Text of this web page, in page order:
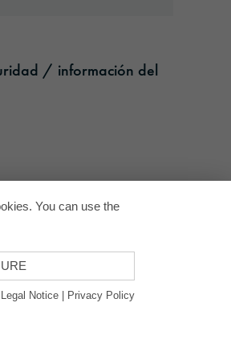
/ información del
You can use the
Legal Notice Privacy Policy